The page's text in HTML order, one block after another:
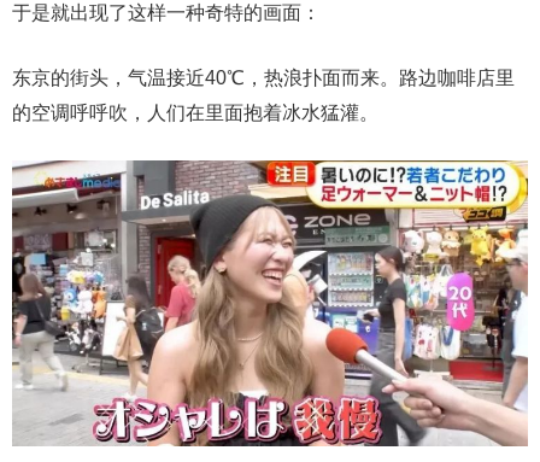
于是就出现了这样一种奇特的画面：
东京的街头，气温接近40℃，热浪扑面而来。路边咖啡店里
的空调呼呼吹，人们在里面抱着冰水猛灌。